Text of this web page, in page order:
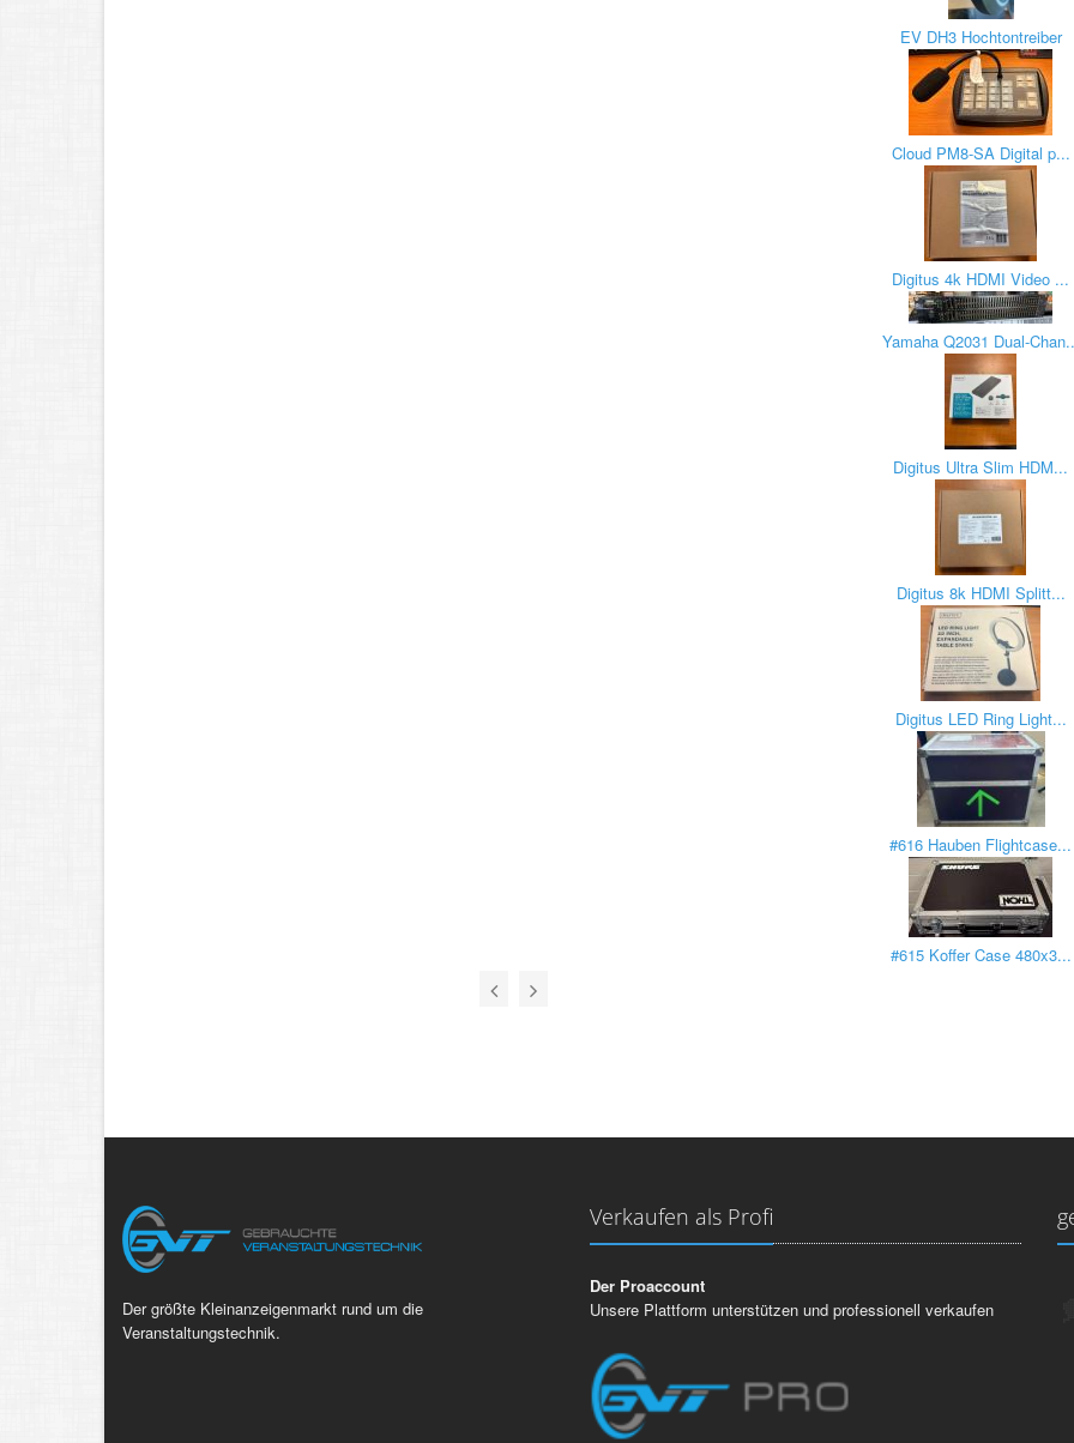
EV DH3 Hochtontreiber
Cloud PM8-SA Digital p...
Digitus 4k HDMI Video ...
Yamaha Q2031 Dual-
Digitus Ultra Slim HDM...
Digitus 8k HDMI Splitt...
Digitus LED Ring Light...
#616 Hauben Flightcase...
#615 Koffer Case 480x3...
Der größte Kleinanzeigenmarkt rund um die
Veranstaltungstechnik.
Verkaufen als Profi
Der Proaccount
Unsere Plattform unterstützen und professionell verkaufen